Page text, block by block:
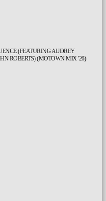
(FEATURING AUDREY
ROBERTS) (MOTOWN MIX '26)